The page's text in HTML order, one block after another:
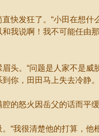
发狂了。“小田在想什
和我说啊！我不可能任由
。“问题是人家不是威
你，田田马上失去冷静。
怒火因岳父的话而平缓
我很清楚他的打算，他